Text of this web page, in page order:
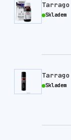
Skladem
Skladem